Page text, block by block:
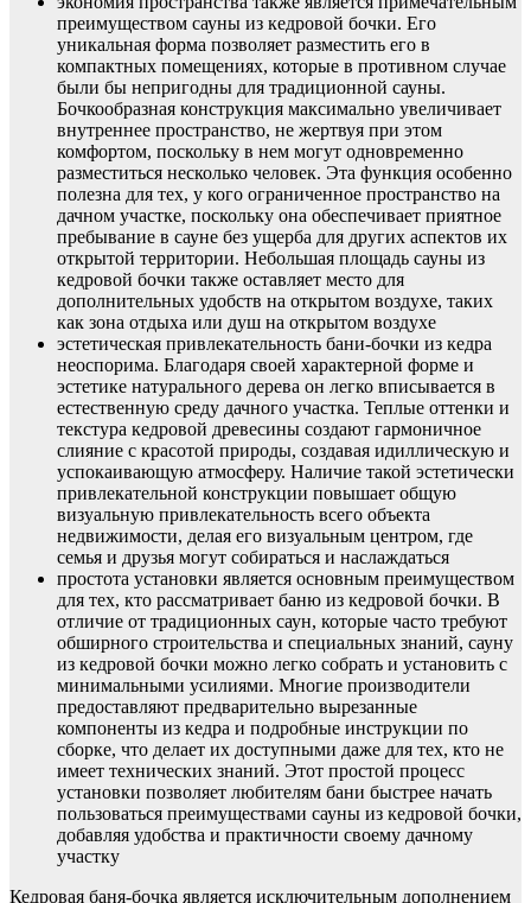
преимуществом сауны из кедровой бочки. Его
уникальная форма позволяет разместить его в
компактных помещениях, которые в противном случае
были бы непригодны для традиционной сауны.
Бочкообразная конструкция максимально увеличивает
внутреннее пространство, не жертвуя при этом
комфортом, поскольку в нем могут одновременно
разместиться несколько человек. Эта функция особенно
полезна для тех, у кого ограниченное пространство на
дачном участке, поскольку она обеспечивает приятное
пребывание в сауне без ущерба для других аспектов их
открытой территории. Небольшая площадь сауны из
кедровой бочки также оставляет место для
дополнительных удобств на открытом воздухе, таких
как зона отдыха или душ на открытом воздухе
эстетическая привлекательность бани-бочки из кедра
неоспорима. Благодаря своей характерной форме и
эстетике натурального дерева он легко вписывается в
естественную среду дачного участка. Теплые оттенки и
текстура кедровой древесины создают гармоничное
слияние с красотой природы, создавая идиллическую и
успокаивающую атмосферу. Наличие такой эстетически
привлекательной конструкции повышает общую
визуальную привлекательность всего объекта
недвижимости, делая его визуальным центром, где
семья и друзья могут собираться и наслаждаться
простота установки является основным преимуществом
для тех, кто рассматривает баню из кедровой бочки. В
отличие от традиционных саун, которые часто требуют
обширного строительства и специальных знаний, сауну
из кедровой бочки можно легко собрать и установить с
минимальными усилиями. Многие производители
предоставляют предварительно вырезанные
компоненты из кедра и подробные инструкции по
сборке, что делает их доступными даже для тех, кто не
имеет технических знаний. Этот простой процесс
установки позволяет любителям бани быстрее начать
пользоваться преимуществами сауны из кедровой бочки,
добавляя удобства и практичности своему дачному
участку
Кедровая баня-бочка является исключительным дополнением